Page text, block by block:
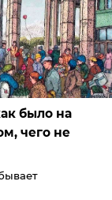
было на
чего не